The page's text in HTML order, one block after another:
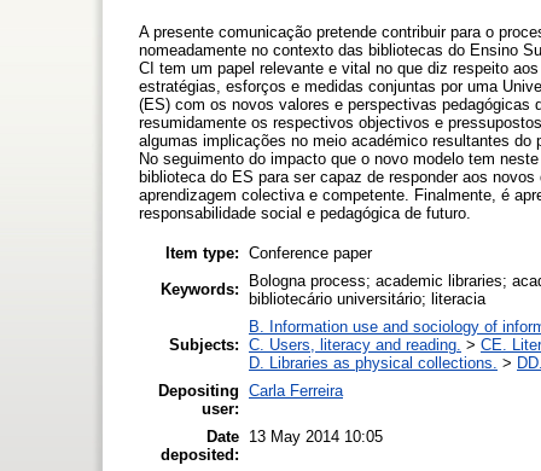
A presente comunicação pretende contribuir para o
nomeadamente no contexto das bibliotecas do Ensino
CI tem um papel relevante e vital no que diz respeito
estratégias, esforços e medidas conjuntas por uma
(ES) com os novos valores e perspectivas pedagógicas
resumidamente os respectivos objectivos e
algumas implicações no meio académico resultantes
No seguimento do impacto que o novo modelo tem
biblioteca do ES para ser capaz de responder aos
aprendizagem colectiva e competente. Finalmente, é
responsabilidade social e pedagógica de futuro.
Item type: Conference paper
Keywords:
Bologna process; academic libraries;
bibliotecário universitário; literacia
Subjects:
B. Information use and sociology of
C. Users, literacy and reading. > CE.
D. Libraries as physical collections. >
Depositing
user:
Carla Ferreira
Date
deposited:
13 May 2014 10:05